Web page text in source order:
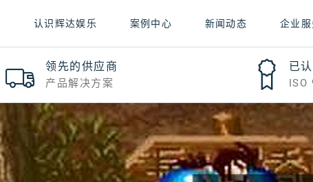
认识辉达娱乐 案例中心 新闻动态 企业服
领先的供应商
产品解决方案
已
ISO